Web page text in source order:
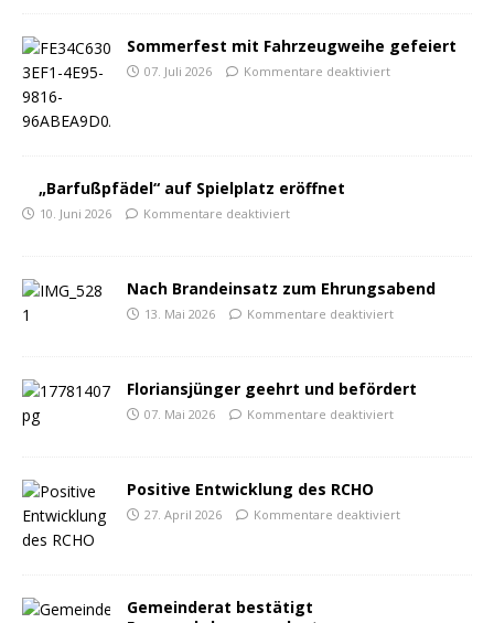
Sommerfest mit Fahrzeugweihe gefeiert
07. Juli 2026 Kommentare deaktiviert
„Barfußpfädel“ auf Spielplatz eröffnet
10. Juni 2026 Kommentare deaktiviert
Nach Brandeinsatz zum Ehrungsabend
13. Mai 2026 Kommentare deaktiviert
Floriansjünger geehrt und befördert
07. Mai 2026 Kommentare deaktiviert
Positive Entwicklung des RCHO
27. April 2026 Kommentare deaktiviert
Gemeinderat bestätigt